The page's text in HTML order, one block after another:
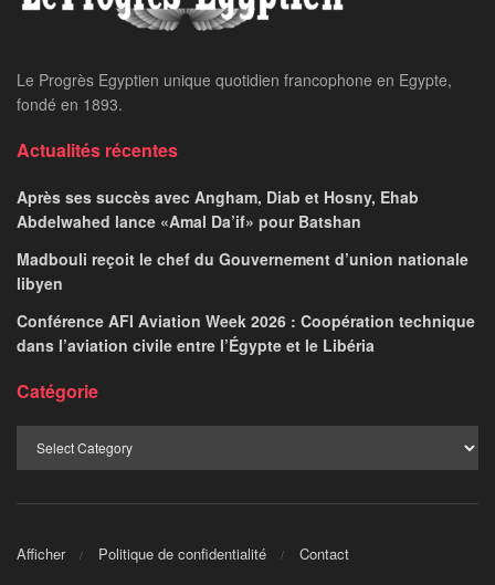
Le Progrès Egyptien unique quotidien francophone en Egypte,
fondé en 1893.
Actualités récentes
Après ses succès avec Angham, Diab et Hosny, Ehab
Abdelwahed lance «Amal Da’if» pour Batshan
Madbouli reçoit le chef du Gouvernement d’union nationale
libyen
Conférence AFI Aviation Week 2026 : Coopération technique
dans l’aviation civile entre l’Égypte et le Libéria
Catégorie
Afficher Politique de confidentialité Contact